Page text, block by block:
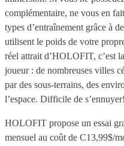
complémentaire, ne vous en
types d’entraînement grâce à
utilisent le poids de votre
réel attrait d’HOLOFIT, c’est
joueur : de nombreuses villes
par des sous-terrains, des
l’espace. Difficile de s’ennuyer!
HOLOFIT propose un essai
mensuel au coût de C13,99$/